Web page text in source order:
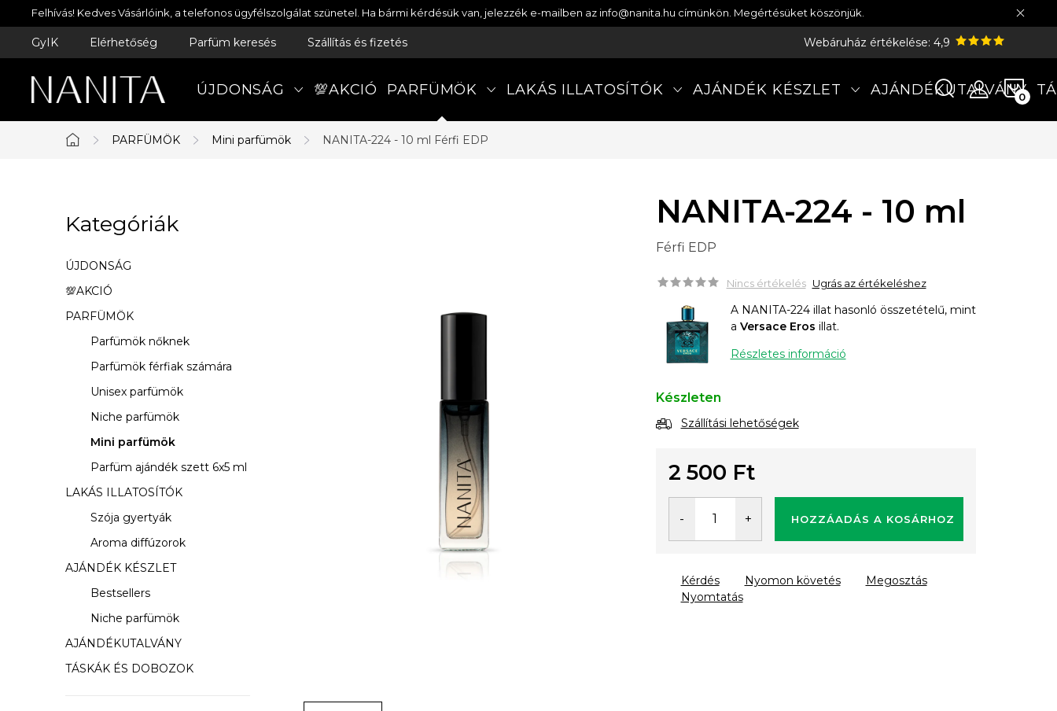
Ugrás
a
Felhívás! Kedves Vásárlóink, a telefonos ügyfélszolgálat szünetel. Ha bármi kérdésük van, jelezzék e-mailben az info@nanita.hu címünkön. Megértésüket köszönjük.
GyIK Elérhetőség Parfüm keresés Szállítás és fizetés Webáruház értékelése: 4,9
ÚJDONSÁG 💯AKCIÓ PARFÜMÖK LAKÁS ILLATOSÍTÓK AJÁNDÉK KÉSZLET AJÁNDÉKUTALVÁNY
Kezdőlap
PARFÜMÖK Mini parfümök NANITA-224 - 10 ml Férfi EDP
l
d
a
l
n
Kategóriák
átugrása
Kategóriák
ÚJDONSÁG
💯AKCIÓ
PARFÜMÖK
Parfümök nőknek
Parfümök férfiak számára
Unisex parfümök
Niche parfümök
Mini parfümök
Parfüm ajándék szett 6x5 ml
LAKÁS ILLATOSÍTÓK
Szója gyertyák
Aroma diffúzorok
AJÁNDÉK KÉSZLET
Bestsellers
Niche parfümök
AJÁNDÉKUTALVÁNY
TÁSKÁK ÉS DOBOZOK
NANITA-224 - 10 ml
Férfi EDP
Nincs értékelés Ugrás az értékeléshez
A NANITA-224 illat hasonló összetételű, mint
a Versace Eros illat.
Részletes információ
Készleten
Szállítási lehetőségek
2 500 Ft
HOZZÁADÁS A KOSÁRHOZ
Nyomtatás
Kérdés Nyomon követés Megosztás